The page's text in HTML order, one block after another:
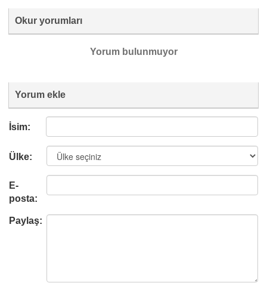
Okur yorumları
Yorum bulunmuyor
Yorum ekle
İsim:
Ülke:
E-
posta:
Paylaş: